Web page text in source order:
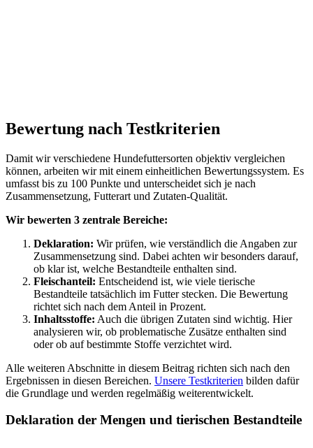
Bewertung nach Testkriterien
Damit wir verschiedene Hundefuttersorten objektiv vergleichen
können, arbeiten wir mit einem einheitlichen Bewertungssystem. Es
umfasst bis zu 100 Punkte und unterscheidet sich je nach
Zusammensetzung, Futterart und Zutaten-Qualität.
Wir bewerten 3 zentrale Bereiche:
Deklaration: Wir prüfen, wie verständlich die Angaben zur
Zusammensetzung sind. Dabei achten wir besonders darauf,
ob klar ist, welche Bestandteile enthalten sind.
Fleischanteil: Entscheidend ist, wie viele tierische
Bestandteile tatsächlich im Futter stecken. Die Bewertung
richtet sich nach dem Anteil in Prozent.
Inhaltsstoffe: Auch die übrigen Zutaten sind wichtig. Hier
analysieren wir, ob problematische Zusätze enthalten sind
oder ob auf bestimmte Stoffe verzichtet wird.
Alle weiteren Abschnitte in diesem Beitrag richten sich nach den
Ergebnissen in diesen Bereichen. Unsere Testkriterien bilden dafür
die Grundlage und werden regelmäßig weiterentwickelt.
Deklaration der Mengen und tierischen Bestandteile